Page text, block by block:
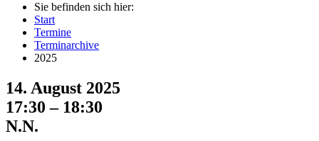
Sie befinden sich hier:
Start
Termine
Terminarchive
2025
14. August 2025
17:30 – 18:30
N.N.